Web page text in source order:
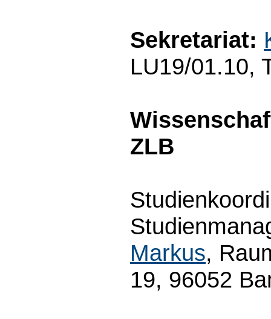
Sekretariat:
LU19/01.10,
ZLB
Markus,
19, 96052